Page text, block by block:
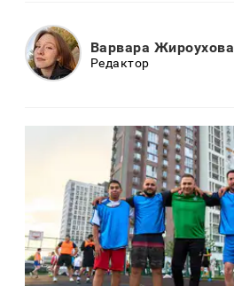
Варвара Жироухова
Редактор